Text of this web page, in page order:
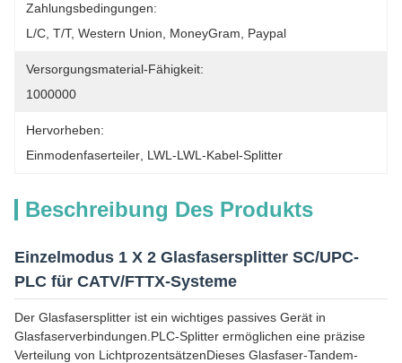
Zahlungsbedingungen:
L/C, T/T, Western Union, MoneyGram, Paypal
Versorgungsmaterial-Fähigkeit:
1000000
Hervorheben:
Einmodenfaserteiler LWL-LWL-Kabel-Splitter
Beschreibung Des Produkts
Einzelmodus 1 X 2 Glasfasersplitter SC/UPC-
PLC für CATV/FTTX-Systeme
Der Glasfasersplitter ist ein wichtiges passives Gerät in
Glasfaserverbindungen.PLC-Splitter ermöglichen eine präzise
Verteilung von LichtprozentsätzenDieses Glasfaser-Tandem-